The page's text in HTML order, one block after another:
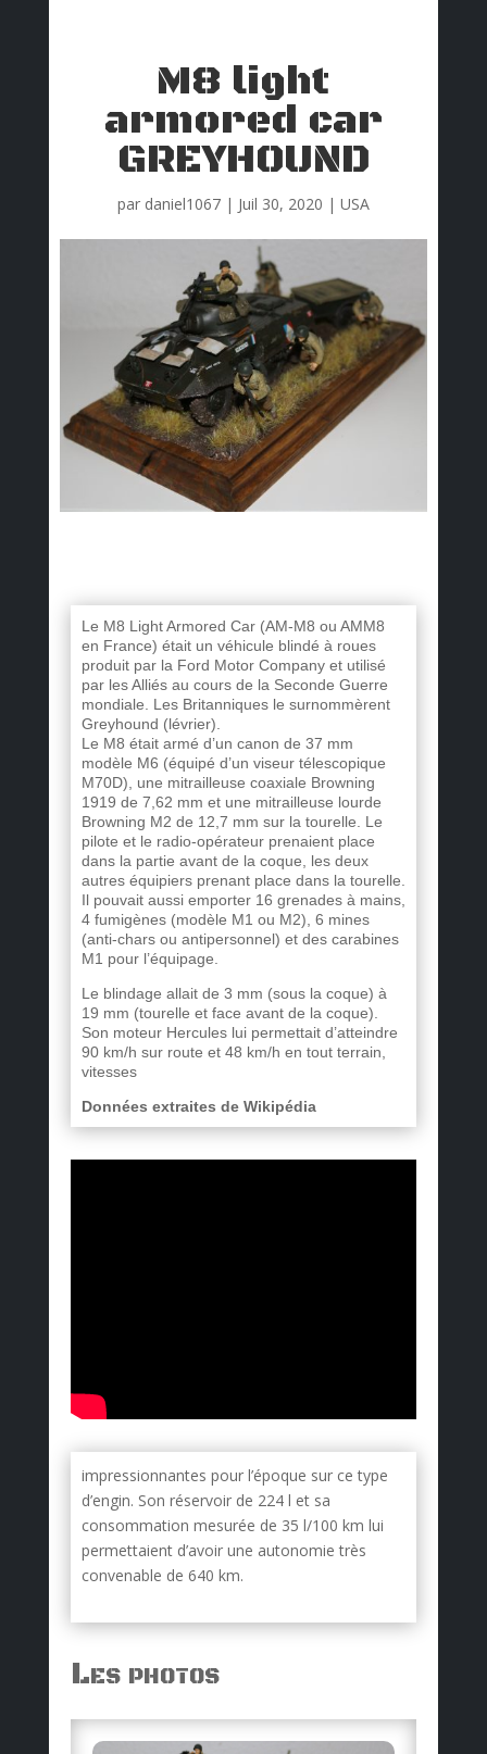
M8 light
armored car
GREYHOUND
par daniel1067| Juil 30, 2020 | USA
Le M8 Light Armored Car (AM-M8 ou AMM8
en France) était un véhicule blindé à roues
produit par la Ford Motor Company et utilisé
par les Alliés au cours de la Seconde Guerre
mondiale. Les Britanniques le surnommèrent
Greyhound (lévrier).
Le M8 était armé d’un canon de 37 mm
modèle M6 (équipé d’un viseur télescopique
M70D), une mitrailleuse coaxiale Browning
1919 de 7,62 mm et une mitrailleuse lourde
Browning M2 de 12,7 mm sur la tourelle. Le
pilote et le radio-opérateur prenaient place
dans la partie avant de la coque, les deux
autres équipiers prenant place dans la tourelle.
Il pouvait aussi emporter 16 grenades à mains,
4 fumigènes (modèle M1 ou M2), 6 mines
(anti-chars ou antipersonnel) et des carabines
M1 pour l’équipage.
Le blindage allait de 3 mm (sous la coque) à
19 mm (tourelle et face avant de la coque).
Son moteur Hercules lui permettait d’atteindre
90 km/h sur route et 48 km/h en tout terrain,
vitesses
Données extraites de Wikipédia
impressionnantes pour l’époque sur ce type
d’engin. Son réservoir de 224 l et sa
consommation mesurée de 35 l/100 km lui
permettaient d’avoir une autonomie très
convenable de 640 km.
Les photos